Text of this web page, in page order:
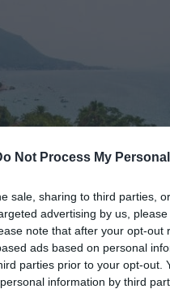
Not Process My
sale, sharing to third parties,
advertising by us,
note that after your opt-out
ads based on personal
parties prior to your opt-out.
information by third